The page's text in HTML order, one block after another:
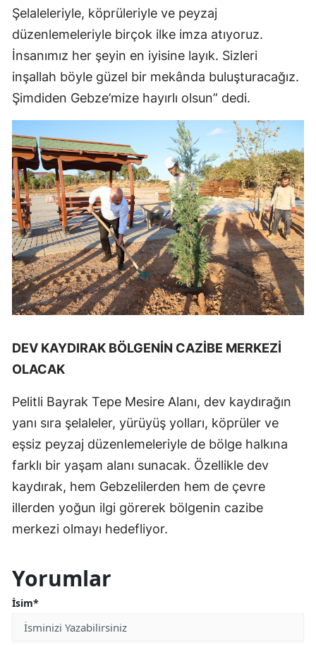
Şelaleleriyle, köprüleriyle ve peyzaj
düzenlemeleriyle birçok ilke imza atıyoruz.
İnsanımız her şeyin en iyisine layık. Sizleri
inşallah böyle güzel bir mekânda buluşturacağız.
Şimdiden Gebze’mize hayırlı olsun” dedi.
DEV KAYDIRAK BÖLGENİN CAZİBE MERKEZİ
OLACAK
Pelitli Bayrak Tepe Mesire Alanı, dev kaydırağın
yanı sıra şelaleler, yürüyüş yolları, köprüler ve
eşsiz peyzaj düzenlemeleriyle de bölge halkına
farklı bir yaşam alanı sunacak. Özellikle dev
kaydırak, hem Gebzelilerden hem de çevre
illerden yoğun ilgi görerek bölgenin cazibe
merkezi olmayı hedefliyor.
Yorumlar
İsim*